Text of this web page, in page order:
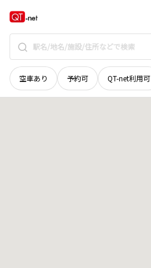
空車あり 予約可 QT-net利用可
秋田県